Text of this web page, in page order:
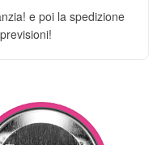
e poi la spedizione